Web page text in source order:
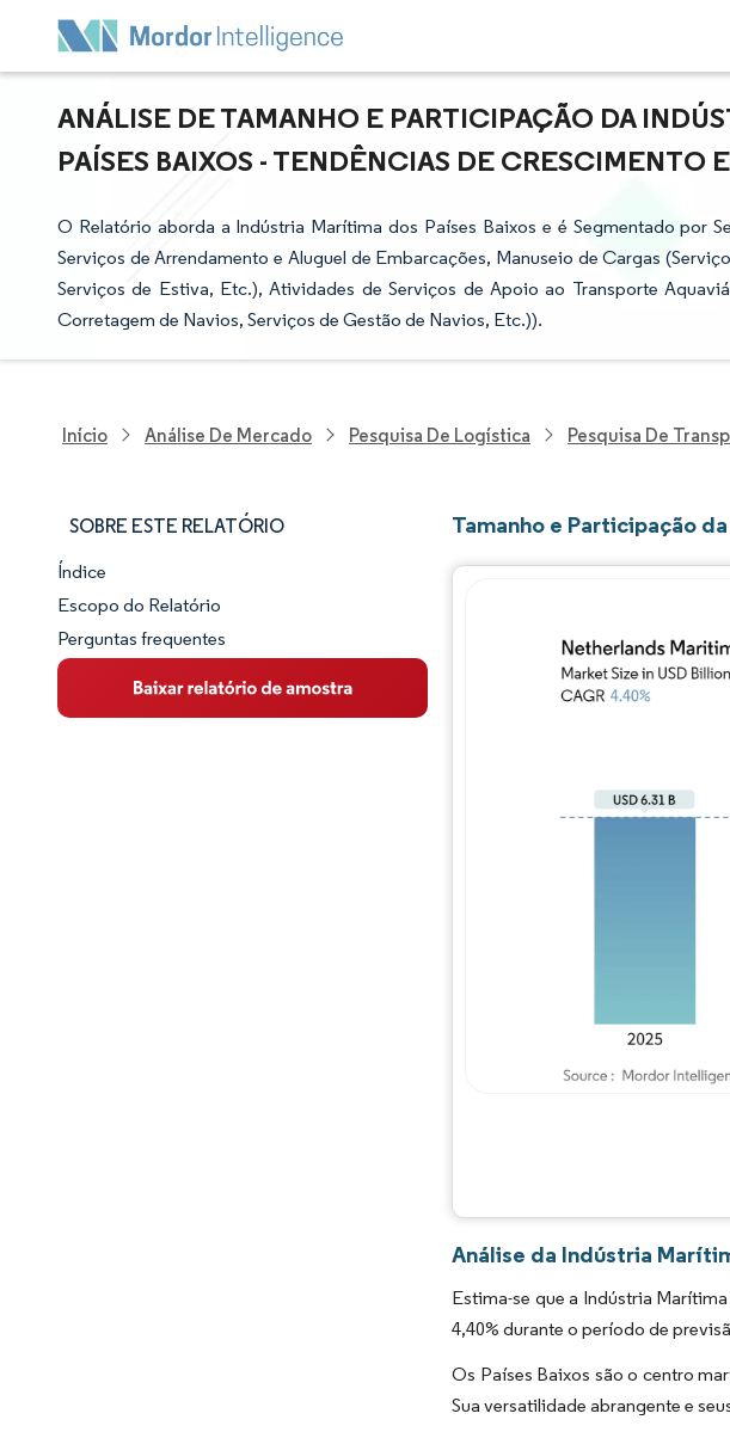
ANÁLISE DE TAMANHO E PARTICIPAÇÃO DA
PAÍSES BAIXOS - TENDÊNCIAS DE CRESCIMENTO
O Relatório aborda a Indústria Marítima dos Países Baixos e é Segmentado por
Serviços de Arrendamento e Aluguel de Embarcações, Manuseio de Cargas
Serviços de Estiva, Etc.), Atividades de Serviços de Apoio ao Transporte
Corretagem de Navios, Serviços de Gestão de Navios, Etc.)).
Início Análise De Mercado Pesquisa De Logística Pesquisa De
SOBRE ESTE RELATÓRIO
Panorama do Mercado
Visão Geral do Mercado
Principais Tendências de Mercado
Índice
Escopo do Relatório
Perguntas frequentes
Tamanho e Participação
Análise da Indústria
Estima-se que a Indústria
4,40% durante o período de
Os Países Baixos são o centro
Sua versatilidade abrangente e